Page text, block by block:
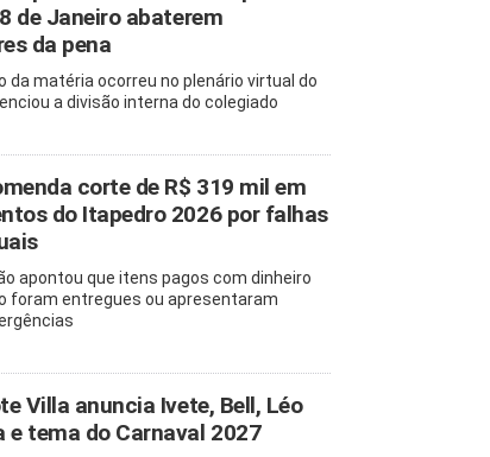
de Janeiro abaterem
da pena
da matéria ocorreu no plenário virtual do
a divisão interna do colegiado
corte de R$ 319 mil em
do Itapedro 2026 por falhas
apontou que itens pagos com dinheiro
foram entregues ou apresentaram
Villa anuncia Ivete, Bell, Léo
e tema do Carnaval 2027